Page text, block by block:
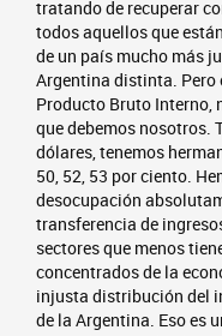
tratando de recuperar
todos aquellos que
de un país mucho más
Argentina distinta. Pero
Producto Bruto Interno,
que debemos nosotros.
dólares, tenemos
50, 52, 53 por ciento.
desocupación
transferencia de
sectores que menos
concentrados de la
injusta distribución del
de la Argentina. Eso es